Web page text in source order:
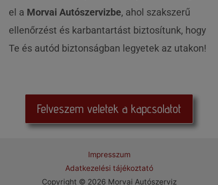
el a Morvai Autószervizbe, ahol szakszerű
ellenőrzést és karbantartást biztosítunk, hogy
Te és autód biztonságban legyetek az utakon!
Felveszem veletek a kapcsolatot
Impresszum
Adatkezelési tájékoztató
Copyright © 2026 Morvai Autószerviz